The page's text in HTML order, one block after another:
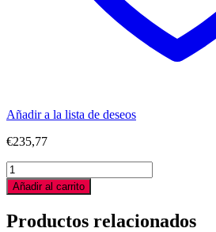
Añadir a la lista de deseos
€235,77
GARFIO
PARA
JUKI
ZAG
Añadir al carrito
Productos relacionados